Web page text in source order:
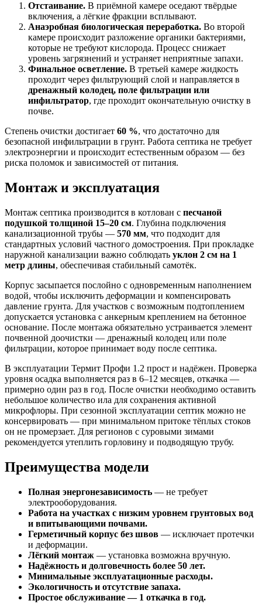
Отстаивание. В приёмной камере оседают твёрдые
включения, а лёгкие фракции всплывают.
Анаэробная биологическая переработка. Во второй
камере происходит разложение органики бактериями,
которые не требуют кислорода. Процесс снижает
уровень загрязнений и устраняет неприятные запахи.
Финальное осветление. В третьей камере жидкость
проходит через фильтрующий слой и направляется в
дренажный колодец, поле фильтрации или
инфильтратор, где проходит окончательную очистку в
почве.
Степень очистки достигает 60 %, что достаточно для
безопасной инфильтрации в грунт. Работа септика не требует
электроэнергии и происходит естественным образом — без
риска поломок и зависимостей от питания.
Монтаж и эксплуатация
Монтаж септика производится в котлован с песчаной
подушкой толщиной 15–20 см. Глубина подключения
канализационной трубы — 570 мм, что подходит для
стандартных условий частного домостроения. При прокладке
наружной канализации важно соблюдать уклон 2 см на 1
метр длины, обеспечивая стабильный самотёк.
Корпус засыпается послойно с одновременным наполнением
водой, чтобы исключить деформации и компенсировать
давление грунта. Для участков с возможным подтоплением
допускается установка с анкерным креплением на бетонное
основание. После монтажа обязательно устраивается элемент
почвенной доочистки — дренажный колодец или поле
фильтрации, которое принимает воду после септика.
В эксплуатации Термит Профи 1.2 прост и надёжен. Проверка
уровня осадка выполняется раз в 6–12 месяцев, откачка —
примерно один раз в год. После очистки необходимо оставить
небольшое количество ила для сохранения активной
микрофлоры. При сезонной эксплуатации септик можно не
консервировать — при минимальном притоке тёплых стоков
он не промерзает. Для регионов с суровыми зимами
рекомендуется утеплить горловину и подводящую трубу.
Преимущества модели
Полная энергонезависимость — не требует
электрооборудования.
Работа на участках с низким уровнем грунтовых вод
и впитывающими почвами.
Герметичный корпус без швов — исключает протечки
и деформации.
Лёгкий монтаж — установка возможна вручную.
Надёжность и долговечность более 50 лет.
Минимальные эксплуатационные расходы.
Экологичность и отсутствие запаха.
Простое обслуживание — 1 откачка в год.